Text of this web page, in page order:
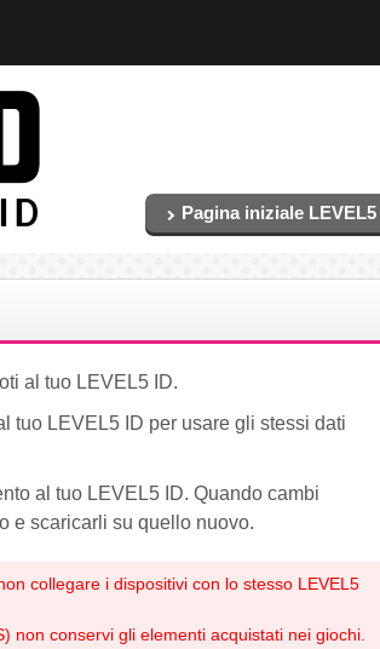
Pagina iniziale LEVEL5
al tuo LEVEL5 ID.
tuo LEVEL5 ID per usare gli stessi dati
al tuo LEVEL5 ID. Quando cambi
e scaricarli su quello nuovo.
collegare i dispositivi con lo stesso LEVEL5
non conservi gli elementi acquistati nei giochi.